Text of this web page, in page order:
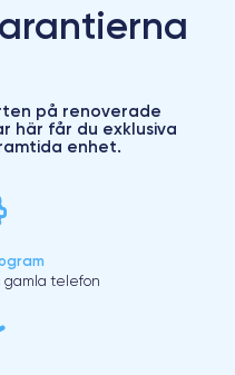
på renoverade
här får du exklusiva
enhet.
gamla telefon